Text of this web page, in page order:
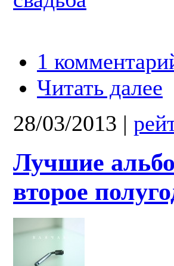
1
Читать далее
28/03/2013 |
Лучшие
второе